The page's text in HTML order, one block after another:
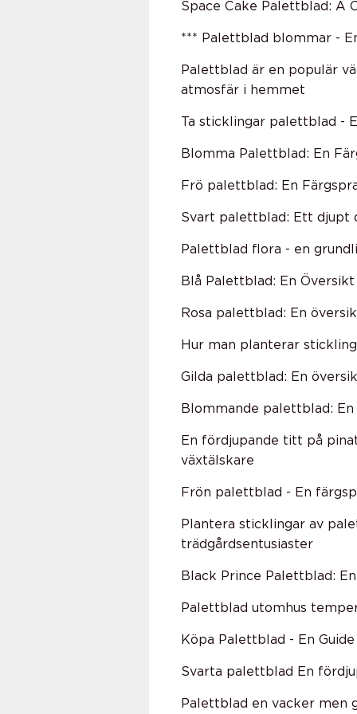
Space Cake Palettblad: A
*** Palettblad blommar -
Palettblad är en populär
atmosfär i hemmet
Ta sticklingar palettblad -
Blomma Palettblad: En
Frö palettblad: En
Svart palettblad: Ett djupt
Palettblad flora - en
Blå Palettblad: En Översikt
Rosa palettblad: En
Hur man planterar
Gilda palettblad: En
Blommande palettblad:
En fördjupande titt på
växtälskare
Frön palettblad - En
Plantera sticklingar av
trädgårdsentusiaster
Black Prince Palettblad:
Palettblad utomhus
Köpa Palettblad - En
Svarta palettblad En
Palettblad en vacker